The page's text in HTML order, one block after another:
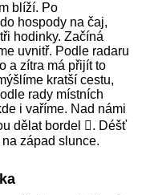
blíží. Po
hospody na čaj,
hodinky. Začíná
uvnitř. Podle radaru
a zítra má přijít to
kratší cestu,
rady místních
i vaříme. Nad námi
dělat bordel . Déšť
západ slunce.